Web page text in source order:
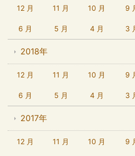
12 月 11 月 10 月 9
6 月 5 月 4 月 3
2018年
12 月 11 月 10 月 9
6 月 5 月 4 月 3
2017年
12 月 11 月 10 月 9